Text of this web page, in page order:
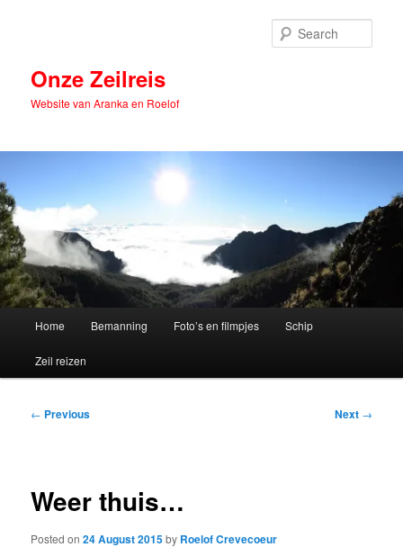
Onze Zeilreis
Website van Aranka en Roelof
Home Bemanning Foto’s en filmpjes Schip
Zeil reizen
Post
← Previous Next →
Weer thuis…
Posted on24 August 2015by Roelof Crevecoeur